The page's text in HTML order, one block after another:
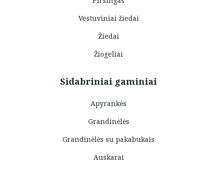
Vestuviniai žiedai
Žiedai
Žiogeliai
Sidabriniai gaminiai
Apyrankės
Grandinėlės
Grandinėlės su pakabukais
Auskarai